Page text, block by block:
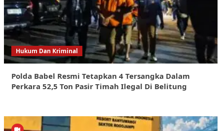
Hukum Dan Kriminal
Polda Babel Resmi Tetapkan 4 Tersangka Dalam
Perkara 52,5 Ton Pasir Timah Ilegal Di Belitung